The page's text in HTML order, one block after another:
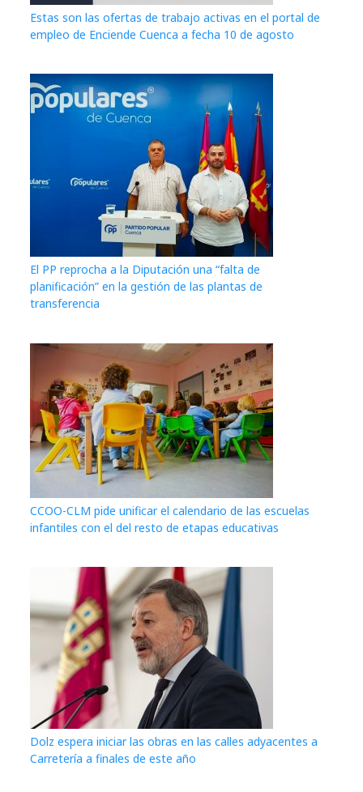
Estas son las ofertas de trabajo activas en el portal de
empleo de Enciende Cuenca a fecha 10 de agosto
El PP reprocha a la Diputación una “falta de
planificación” en la gestión de las plantas de
transferencia
CCOO-CLM pide unificar el calendario de las escuelas
infantiles con el del resto de etapas educativas
Dolz espera iniciar las obras en las calles adyacentes a
Carretería a finales de este año